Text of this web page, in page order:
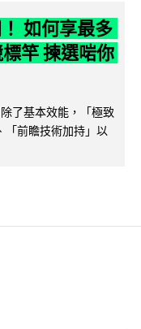
如何享最多
竿 揀選啱你
了基本效能，「極致
「前瞻技術加持」以